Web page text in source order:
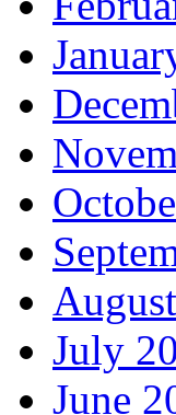
July
June